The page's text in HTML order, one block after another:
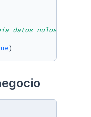
datos nulos que
)